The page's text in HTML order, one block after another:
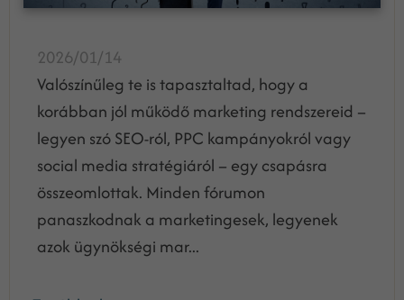
2026/01/14
Valószínűleg te is tapasztaltad, hogy a
korábban jól működő marketing rendszereid –
legyen szó SEO-ról, PPC kampányokról vagy
social media stratégiáról – egy csapásra
összeomlottak. Minden fórumon
panaszkodnak a marketingesek, legyenek
azok ügynökségi mar...